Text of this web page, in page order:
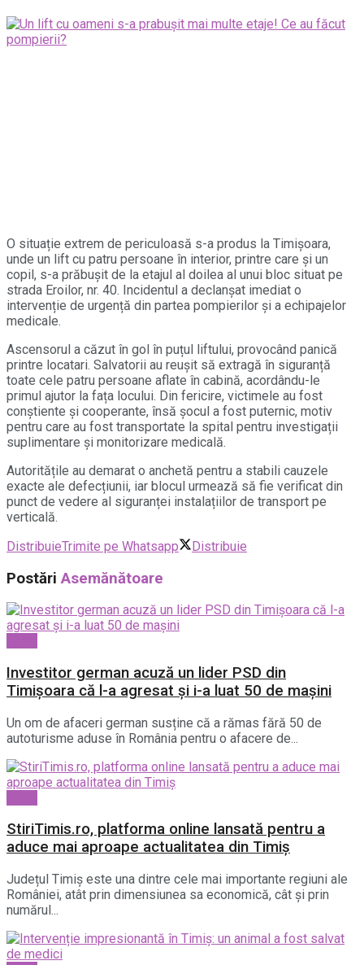
O situație extrem de periculoasă s-a produs la Timișoara,
unde un lift cu patru persoane în interior, printre care și un
copil, s-a prăbușit de la etajul al doilea al unui bloc situat pe
strada Eroilor, nr. 40. Incidentul a declanșat imediat o
intervenție de urgență din partea pompierilor și a echipajelor
medicale.
Ascensorul a căzut în gol în puțul liftului, provocând panică
printre locatari. Salvatorii au reușit să extragă în siguranță
toate cele patru persoane aflate în cabină, acordându-le
primul ajutor la fața locului. Din fericire, victimele au fost
conștiente și cooperante, însă șocul a fost puternic, motiv
pentru care au fost transportate la spital pentru investigații
suplimentare și monitorizare medicală.
Autoritățile au demarat o anchetă pentru a stabili cauzele
exacte ale defecțiunii, iar blocul urmează să fie verificat din
punct de vedere al siguranței instalațiilor de transport pe
verticală.
DistribuieTrimite pe Whatsapp Distribuie
PostăriAsemănătoare
Investitor german acuză un lider PSD din
Timișoara că l-a agresat și i-a luat 50 de mașini
Un om de afaceri german susține că a rămas fără 50 de
autoturisme aduse în România pentru o afacere de...
StiriTimis.ro, platforma online lansată pentru a
aduce mai aproape actualitatea din Timiș
Județul Timiș este una dintre cele mai importante regiuni ale
României, atât prin dimensiunea sa economică, cât și prin
numărul...